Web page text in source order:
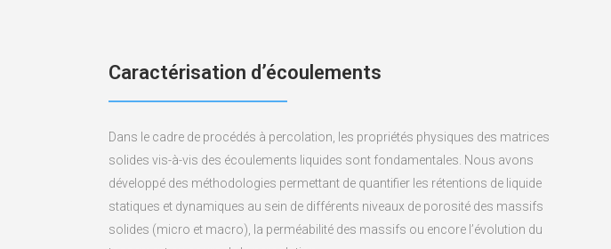
Caractérisation d’écoulements
Dans le cadre de procédés à percolation, les propriétés physiques des matrices
solides vis-à-vis des écoulements liquides sont fondamentales. Nous avons
développé des méthodologies permettant de quantifier les rétentions de liquide
statiques et dynamiques au sein de différents niveaux de porosité des massifs
solides (micro et macro), la perméabilité des massifs ou encore l’évolution du